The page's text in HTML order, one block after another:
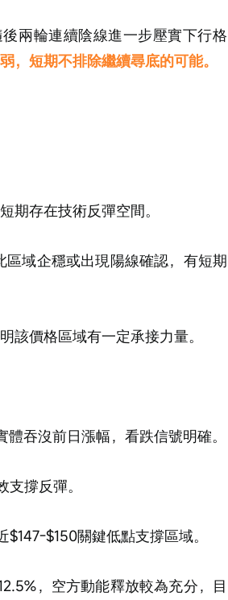
後兩輪連續陰線進一步壓實下行格
，短期不排除繼續尋底的可能。
期存在技術反彈空間。
域企穩或出現陽線確認，有短期
該價格區域有一定承接力量。
吞沒前日漲幅，看跌信號明確。
撐反彈。
$150關鍵低點支撐區域。
，空方動能釋放較為充分，目